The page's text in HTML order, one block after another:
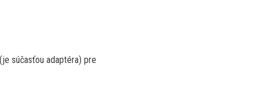
súčasťou adaptéra) pre